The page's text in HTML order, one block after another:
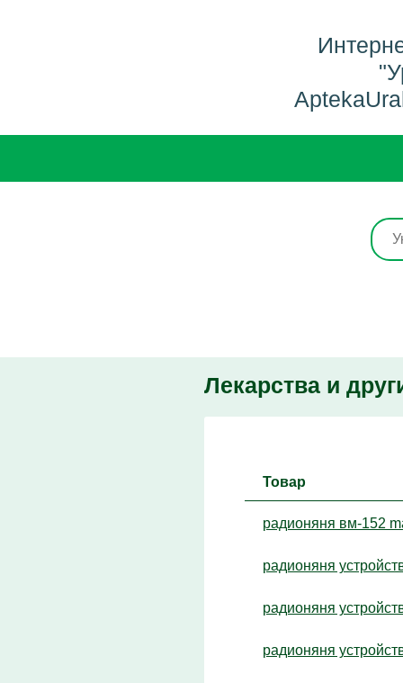
Лекарства и
Товар
радионяня вм-152
радионяня
радионяня
радионяня